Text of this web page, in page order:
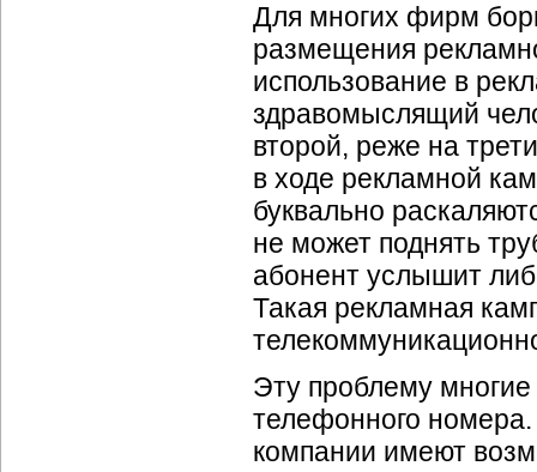
Для многих фирм
размещения
использование в
здравомыслящий
второй, реже на
в ходе рекламной
буквально
не может поднять
абонент услышит
Такая рекламная
Эту проблему
телефонного
компании имеют